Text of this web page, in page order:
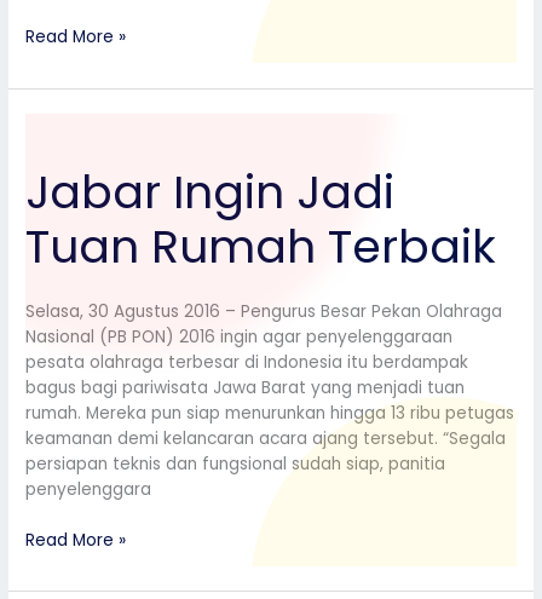
Read More »
Jabar Ingin Jadi
Tuan Rumah Terbaik
Selasa, 30 Agustus 2016 – Pengurus Besar Pekan Olahraga
Nasional (PB PON) 2016 ingin agar penyelenggaraan
pesata olahraga terbesar di Indonesia itu berdampak
bagus bagi pariwisata Jawa Barat yang menjadi tuan
rumah. Mereka pun siap menurunkan hingga 13 ribu petugas
keamanan demi kelancaran acara ajang tersebut. “Segala
persiapan teknis dan fungsional sudah siap, panitia
penyelenggara
Jadi
Tuan
Rumah
Terbaik
Read More »